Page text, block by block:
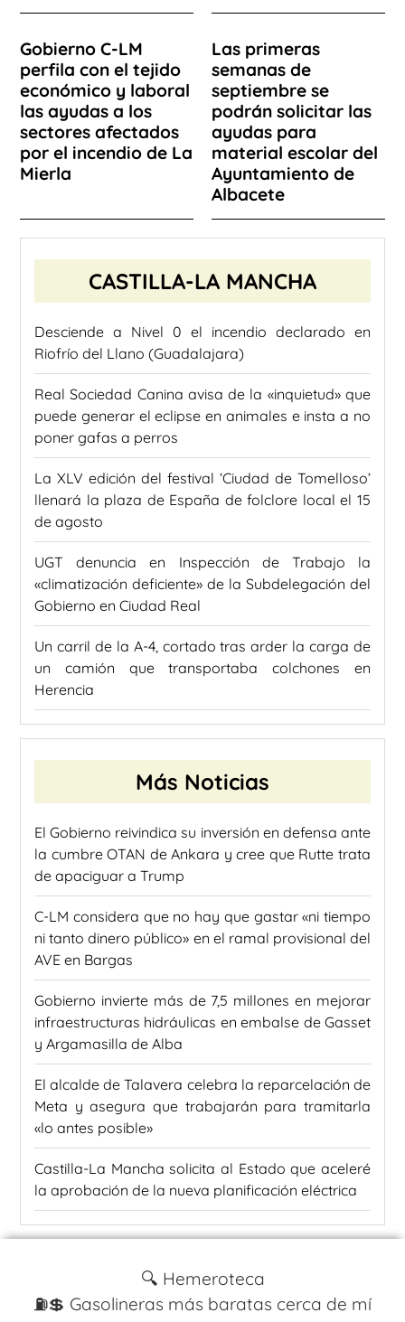
Gobierno C-LM
perfila con el tejido
económico y laboral
las ayudas a los
sectores afectados
por el incendio de La
Mierla
Las primeras
semanas de
septiembre se
podrán solicitar las
ayudas para
material escolar del
Ayuntamiento de
Albacete
CASTILLA-LA MANCHA
Desciende a Nivel 0 el incendio declarado en
Riofrío del Llano (Guadalajara)
Real Sociedad Canina avisa de la «inquietud» que
puede generar el eclipse en animales e insta a no
poner gafas a perros
La XLV edición del festival ‘Ciudad de Tomelloso’
llenará la plaza de España de folclore local el 15
de agosto
UGT denuncia en Inspección de Trabajo la
«climatización deficiente» de la Subdelegación del
Gobierno en Ciudad Real
Un carril de la A-4, cortado tras arder la carga de
un camión que transportaba colchones en
Herencia
Más Noticias
El Gobierno reivindica su inversión en defensa ante
la cumbre OTAN de Ankara y cree que Rutte trata
de apaciguar a Trump
C-LM considera que no hay que gastar «ni tiempo
ni tanto dinero público» en el ramal provisional del
AVE en Bargas
Gobierno invierte más de 7,5 millones en mejorar
infraestructuras hidráulicas en embalse de Gasset
y Argamasilla de Alba
El alcalde de Talavera celebra la reparcelación de
Meta y asegura que trabajarán para tramitarla
«lo antes posible»
Castilla-La Mancha solicita al Estado que aceleré
la aprobación de la nueva planificación eléctrica
🔍 Hemeroteca
⛽️💲 Gasolineras más baratas cerca de mí